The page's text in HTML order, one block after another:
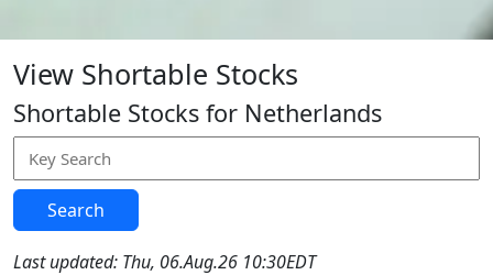
View Shortable Stocks
Shortable Stocks for Netherlands
Search
Last updated: Thu, 06.Aug.26 10:30EDT